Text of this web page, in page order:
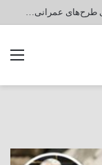
هم‌افزایی «آب و خاک» و «ترویج»؛ کلید بهره‌وری طرح‌های عمرانی و امنیت غذایی کشور